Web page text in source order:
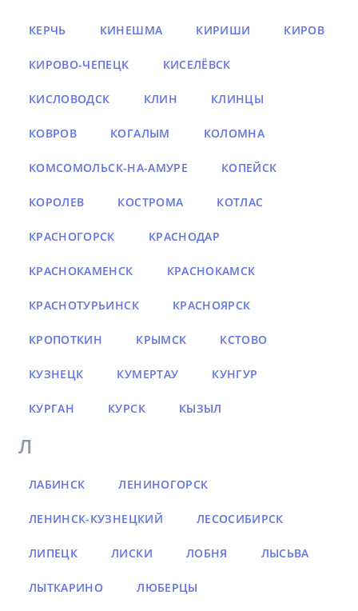
КЕРЧЬ КИНЕШМА КИРИШИ КИРОВ
КИРОВО-ЧЕПЕЦК КИСЕЛЁВСК
КИСЛОВОДСК КЛИН КЛИНЦЫ
КОВРОВ КОГАЛЫМ КОЛОМНА
КОМСОМОЛЬСК-НА-АМУРЕ КОПЕЙСК
КОРОЛЕВ КОСТРОМА КОТЛАС
КРАСНОГОРСК КРАСНОДАР
КРАСНОКАМЕНСК КРАСНОКАМСК
КРАСНОТУРЬИНСК КРАСНОЯРСК
КРОПОТКИН КРЫМСК КСТОВО
КУЗНЕЦК КУМЕРТАУ КУНГУР
КУРГАН КУРСК КЫЗЫЛ
Л
ЛАБИНСК ЛЕНИНОГОРСК
ЛЕНИНСК-КУЗНЕЦКИЙ ЛЕСОСИБИРСК
ЛИПЕЦК ЛИСКИ ЛОБНЯ ЛЫСЬВА
ЛЫТКАРИНО ЛЮБЕРЦЫ